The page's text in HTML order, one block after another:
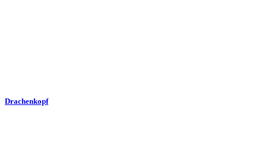
Drachenkopf